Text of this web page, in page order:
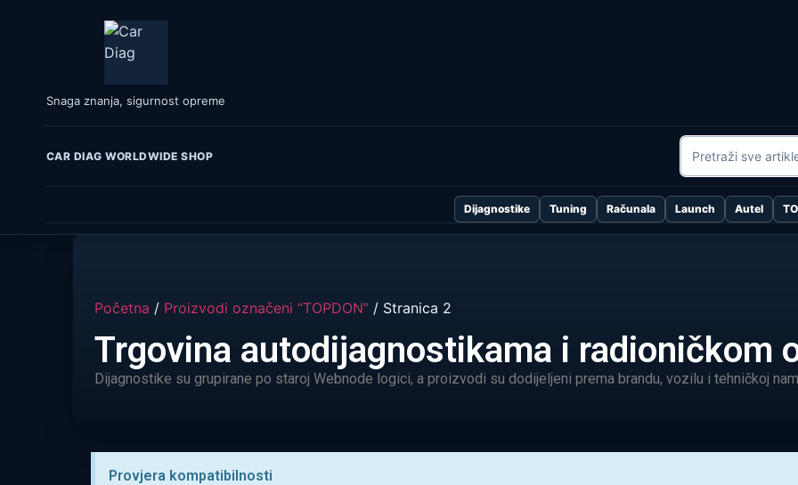
Snaga znanja, sigurnost opreme
CAR DIAG WORLDWIDE SHOP
Dijagnostike Tuning Računala Launch Autel
Početna / Proizvodi označeni “TOPDON” / Stranica 2
Trgovina autodijagnostikama i radioničkom
Dijagnostike su grupirane po staroj Webnode logici, a proizvodi su dodijeljeni prema brandu, vozilu i tehničkoj
Provjera kompatibilnosti